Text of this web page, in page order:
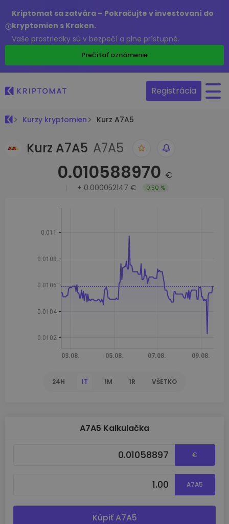
Kriptomat sa zatvára – Pokračujte v investovaní do
kryptomien s Kraken.
Vaše prostriedky sú v bezpečí a plne prístupné.
Prečítať oznámenie
Registrácia
Kurzy kryptomien Kurz A7A5
Kurz A7A5 A7A5
0.010588970 €
+ 0.000052147 € 0.50 %
24H 1T 1M 1R VŠETKO
A7A5 Kalkulačka
€
A7A5
Kúpiť A7A5